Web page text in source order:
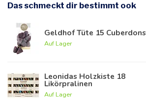
Das schmeckt dir bestimmt ook
Geldhof Tüte 15 Cuberdons
Auf Lager
Leonidas Holzkiste 18
Likörpralinen
Auf Lager